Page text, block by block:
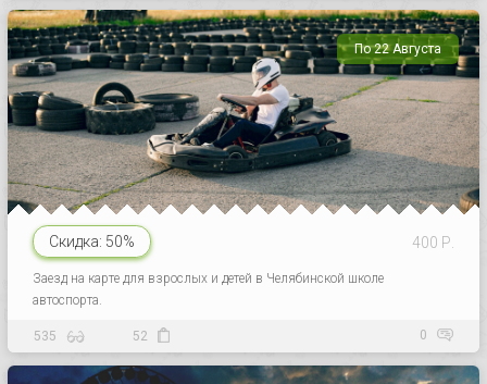
По 22 Августа
Скидка: 50% 400 Р.
Заезд на карте для взрослых и детей в Челябинской школе
автоспорта.
535 52 0